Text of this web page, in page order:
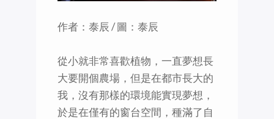
作者：泰辰 / 圖：泰辰
從小就非常喜歡植物，一直夢想長
大要開個農場，但是在都市長大的
我，沒有那樣的環境能實現夢想，
於是在僅有的窗台空間，種滿了自